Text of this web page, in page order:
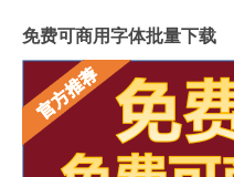
免费可商用字体批量下载